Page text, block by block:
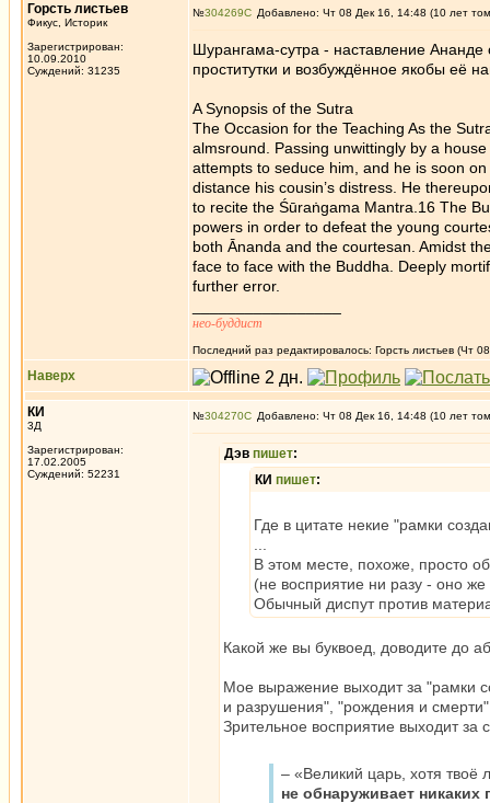
Горсть листьев
Фикус, Историк
Зарегистрирован:
10.09.2010
Суждений: 31235
№304269 Добавлено: Чт 08 Дек 16, 14:48 (10 лет
Шурангама-сутра - наставление
проститутки и возбуждённое якобы её
A Synopsis of the Sutra
The Occasion for the Teaching As the
almsround. Passing unwittingly by a
attempts to seduce him, and he is soon
distance his cousin’s distress. He
to recite the Śūraṅgama Mantra.16 The
powers in order to defeat the young
both Ānanda and the courtesan. Amidst
face to face with the Buddha. Deeply
further error.
нео-буддист
Последний раз редактировалось: Горсть листьев (Чт
Наверх
КИ
3Д
Зарегистрирован:
17.02.2005
Суждений: 52231
№304270 Добавлено: Чт 08 Дек 16, 14:48 (10 лет
Дэв пишет:
КИ пишет:
Где в цитате некие "рамки
В этом месте, похоже, просто
(не восприятие ни разу - оно
Обычный диспут против
Какой же вы буквоед, доводите до
Мое выражение выходит за "рамки
и разрушения", "рождения и смерти"
Зрительное восприятие выходит
– «Великий царь, хотя
не обнаруживает никаких